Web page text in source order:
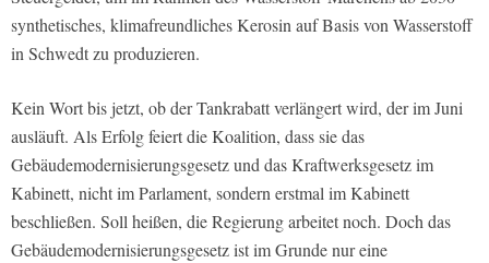
synthetisches, klimafreundliches Kerosin auf Basis von Wasserstoff
in Schwedt zu produzieren.
Kein Wort bis jetzt, ob der Tankrabatt verlängert wird, der im Juni
ausläuft. Als Erfolg feiert die Koalition, dass sie das
Gebäudemodernisierungsgesetz und das Kraftwerksgesetz im
Kabinett, nicht im Parlament, sondern erstmal im Kabinett
beschließen. Soll heißen, die Regierung arbeitet noch. Doch das
Gebäudemodernisierungsgesetz ist im Grunde nur eine